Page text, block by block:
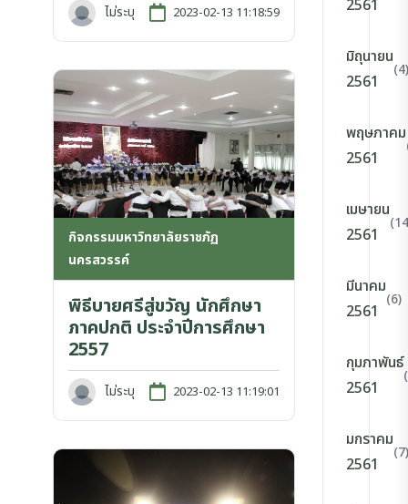
ไม่ระบุ 2023-02-13 11:18:59
กิจกรรมมหาวิทยาลัยราชภัฏ
นครสวรรค์
พิธีบายศรีสู่ขวัญ นักศึกษา
ภาคปกติ ประจำปีการศึกษา
2557
ไม่ระบุ 2023-02-13 11:19:01
2561
มิถุนายน
2561
(4)
พฤษภาคม
2561
เมษายน
2561
มีนาคม
2561
(6)
กุมภาพันธ์
2561
มกราคม
2561
(7)